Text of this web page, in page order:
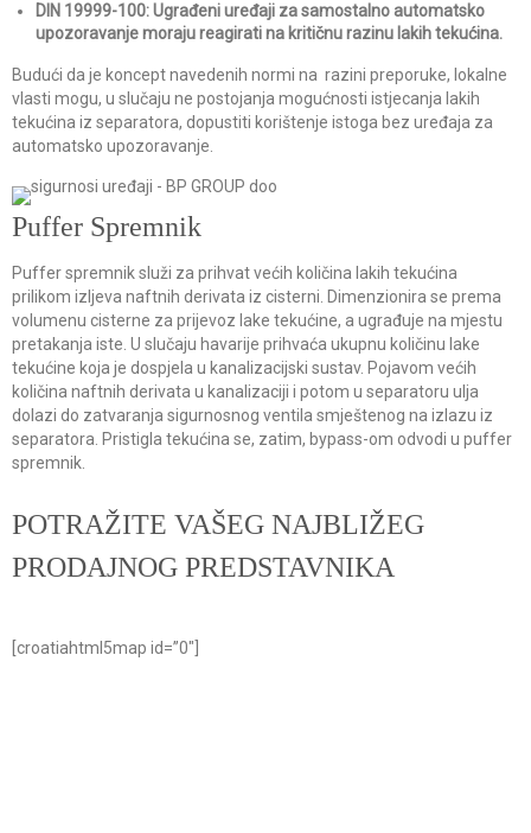
DIN 19999-100: Ugrađeni uređaji za samostalno automatsko
upozoravanje moraju reagirati na kritičnu razinu lakih tekućina.
Budući da je koncept navedenih normi na razini preporuke, lokalne
vlasti mogu, u slučaju ne postojanja mogućnosti istjecanja lakih
tekućina iz separatora, dopustiti korištenje istoga bez uređaja za
automatsko upozoravanje.
Puffer Spremnik
Puffer spremnik služi za prihvat većih količina lakih tekućina
prilikom izljeva naftnih derivata iz cisterni. Dimenzionira se prema
volumenu cisterne za prijevoz lake tekućine, a ugrađuje na mjestu
pretakanja iste. U slučaju havarije prihvaća ukupnu količinu lake
tekućine koja je dospjela u kanalizacijski sustav. Pojavom većih
količina naftnih derivata u kanalizaciji i potom u separatoru ulja
dolazi do zatvaranja sigurnosnog ventila smještenog na izlazu iz
separatora. Pristigla tekućina se, zatim, bypass-om odvodi u puffer
spremnik.
POTRAŽITE VAŠEG NAJBLIŽEG
PRODAJNOG PREDSTAVNIKA
[croatiahtml5map id=”0″]